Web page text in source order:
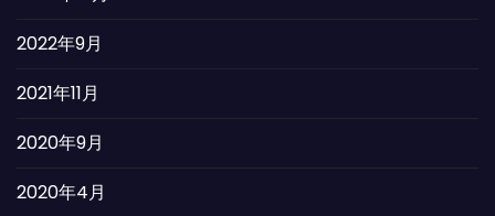
2022年9月
2021年11月
2020年9月
2020年4月